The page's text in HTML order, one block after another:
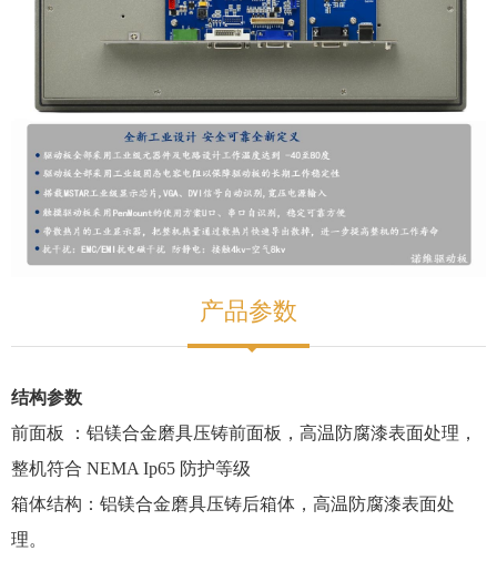
产品参数
结构参数
前面板 ：铝镁合金磨具压铸前面板，高温防腐漆表面处理，
整机符合 NEMA Ip65 防护等级
箱体结构：铝镁合金磨具压铸后箱体，高温防腐漆表面处
理。